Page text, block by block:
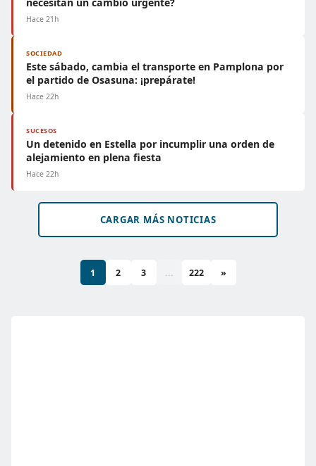
Hace 21h
SOCIEDAD
Este sábado, cambia el transporte en Pamplona por
el partido de Osasuna: ¡prepárate!
Hace 22h
SUCESOS
Un detenido en Estella por incumplir una orden de
alejamiento en plena fiesta
Hace 22h
CARGAR MÁS NOTICIAS
1 2 3 ... 222 »